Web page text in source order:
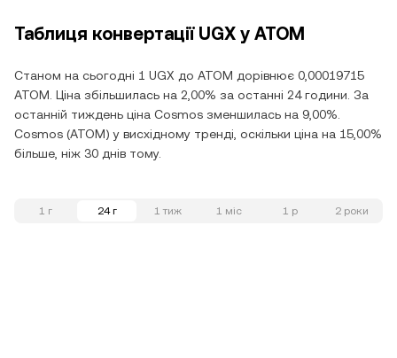
Таблиця конвертації UGX у ATOM
Станом на сьогодні 1 UGX до ATOM дорівнює 0,00019715
ATOM. Ціна збільшилась на 2,00% за останні 24 години. За
останній тиждень ціна Cosmos зменшилась на 9,00%.
Cosmos (ATOM) у висхідному тренді, оскільки ціна на 15,00%
більше, ніж 30 днів тому.
1 г 24 г 1 тиж 1 міс 1 р 2 роки